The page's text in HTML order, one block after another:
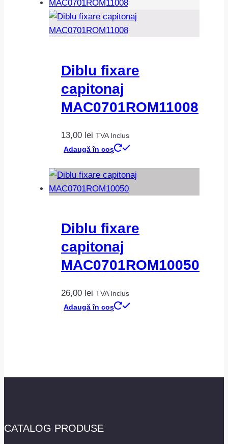
Diblu fixare
capitonaj
MAC0701ROM11008
13,00 lei TVA Inclus
Adaugă în coș
Diblu fixare
capitonaj
MAC0701ROM10050
26,00 lei TVA Inclus
Adaugă în coș
CATALOG PRODUSE